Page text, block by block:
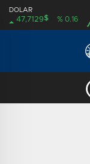
DOLAR
47,7129$ % 0.16